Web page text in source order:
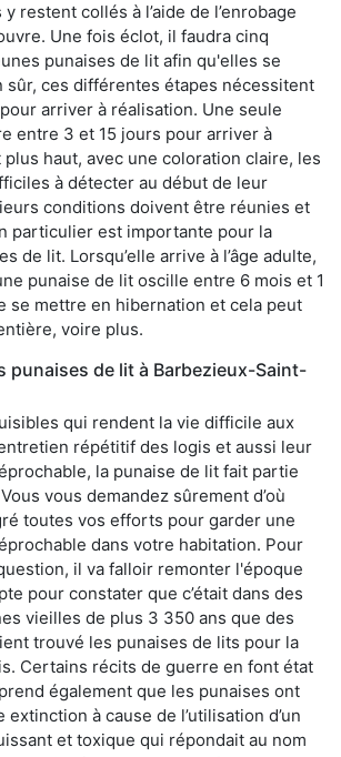
restent collés à l’aide de l’enrobage
Une fois éclot, il faudra cinq
punaises de lit afin qu'elles se
sûr, ces différentes étapes nécessitent
arriver à réalisation. Une seule
entre 3 et 15 jours pour arriver à
haut, avec une coloration claire, les
à détecter au début de leur
conditions doivent être réunies et
particulier est importante pour la
de lit. Lorsqu’elle arrive à l’âge adulte,
punaise de lit oscille entre 6 mois et 1
se mettre en hibernation et cela peut
voire plus.
punaises de lit à Barbezieux-Saint-
qui rendent la vie difficile aux
répétitif des logis et aussi leur
la punaise de lit fait partie
vous demandez sûrement d’où
toutes vos efforts pour garder une
dans votre habitation. Pour
il va falloir remonter l'époque
pour constater que c’était dans des
vieilles de plus 3 350 ans que des
trouvé les punaises de lits pour la
Certains récits de guerre en font état
également que les punaises ont
à cause de l’utilisation d’un
et toxique qui répondait au nom